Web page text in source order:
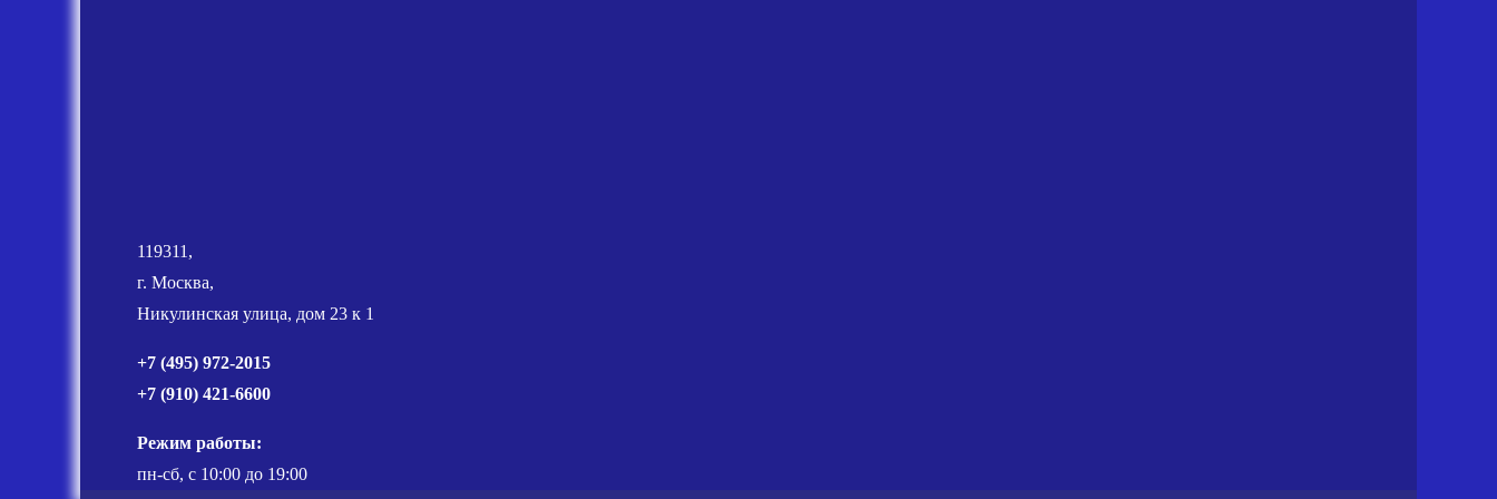
119311,
г. Москва,
Никулинская улица, дом 23 к 1
+7 (495) 972-2015
+7 (910) 421-6600
Режим работы:
пн-сб, с 10:00 до 19:00